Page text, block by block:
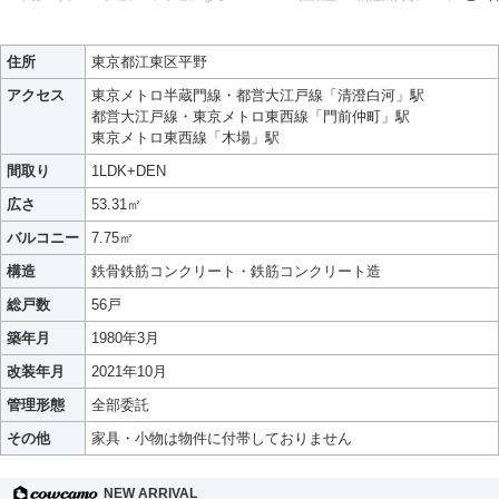
住所
東京都江東区平野
アクセス
東京メトロ半蔵門線・都営大江戸線「清澄白河」駅
都営大江戸線・東京メトロ東西線「門前仲町」駅
東京メトロ東西線「木場」駅
間取り
1LDK+DEN
広さ
53.31㎡
バルコニー
7.75㎡
構造
鉄骨鉄筋コンクリート・鉄筋コンクリート造
総戸数
56戸
築年月
1980年3月
改装年月
2021年10月
管理形態
全部委託
その他
家具・小物は物件に付帯しておりません
NEW ARRIVAL